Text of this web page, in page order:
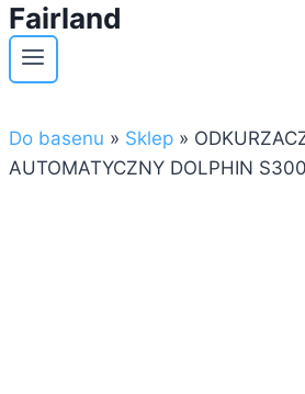
Fairland
Do basenu » Sklep »
AUTOMATYCZNY DOLPHIN